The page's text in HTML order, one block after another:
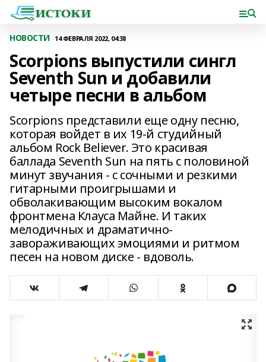
НОВОСТИ 14 ФЕВРАЛЯ 2022, 04:38
Scorpions выпустили сингл
Seventh Sun и добавили
четыре песни в альбом
Scorpions представили еще одну песню,
которая войдет в их 19-й студийный
альбом Rock Believer. Это красивая
баллада Seventh Sun на пять с половиной
минут звучания - с сочными и резкими
гитарными проигрышами и
обволакивающим высоким вокалом
фронтмена Клауса Майне. И таких
мелодичных и драматично-
завораживающих эмоциями и ритмом
песен на новом диске - вдоволь.